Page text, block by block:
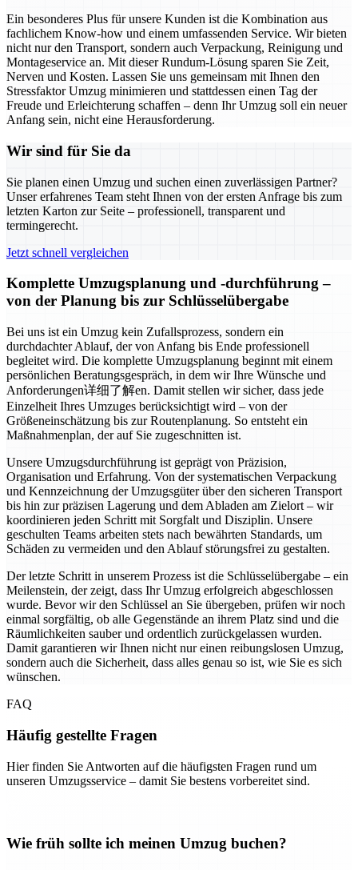
Ein besonderes Plus für unsere Kunden ist die Kombination aus
fachlichem Know-how und einem umfassenden Service. Wir bieten
nicht nur den Transport, sondern auch Verpackung, Reinigung und
Montageservice an. Mit dieser Rundum-Lösung sparen Sie Zeit,
Nerven und Kosten. Lassen Sie uns gemeinsam mit Ihnen den
Stressfaktor Umzug minimieren und stattdessen einen Tag der
Freude und Erleichterung schaffen – denn Ihr Umzug soll ein neuer
Anfang sein, nicht eine Herausforderung.
Wir sind für Sie da
Sie planen einen Umzug und suchen einen zuverlässigen Partner?
Unser erfahrenes Team steht Ihnen von der ersten Anfrage bis zum
letzten Karton zur Seite – professionell, transparent und
termingerecht.
Jetzt schnell vergleichen
Komplette Umzugsplanung und -durchführung –
von der Planung bis zur Schlüsselübergabe
Bei uns ist ein Umzug kein Zufallsprozess, sondern ein
durchdachter Ablauf, der von Anfang bis Ende professionell
begleitet wird. Die komplette Umzugsplanung beginnt mit einem
persönlichen Beratungsgespräch, in dem wir Ihre Wünsche und
Anforderungen详细了解en. Damit stellen wir sicher, dass jede
Einzelheit Ihres Umzuges berücksichtigt wird – von der
Größeneinschätzung bis zur Routenplanung. So entsteht ein
Maßnahmenplan, der auf Sie zugeschnitten ist.
Unsere Umzugsdurchführung ist geprägt von Präzision,
Organisation und Erfahrung. Von der systematischen Verpackung
und Kennzeichnung der Umzugsgüter über den sicheren Transport
bis hin zur präzisen Lagerung und dem Abladen am Zielort – wir
koordinieren jeden Schritt mit Sorgfalt und Disziplin. Unsere
geschulten Teams arbeiten stets nach bewährten Standards, um
Schäden zu vermeiden und den Ablauf störungsfrei zu gestalten.
Der letzte Schritt in unserem Prozess ist die Schlüsselübergabe – ein
Meilenstein, der zeigt, dass Ihr Umzug erfolgreich abgeschlossen
wurde. Bevor wir den Schlüssel an Sie übergeben, prüfen wir noch
einmal sorgfältig, ob alle Gegenstände an ihrem Platz sind und die
Räumlichkeiten sauber und ordentlich zurückgelassen wurden.
Damit garantieren wir Ihnen nicht nur einen reibungslosen Umzug,
sondern auch die Sicherheit, dass alles genau so ist, wie Sie es sich
wünschen.
FAQ
Häufig gestellte Fragen
Hier finden Sie Antworten auf die häufigsten Fragen rund um
unseren Umzugsservice – damit Sie bestens vorbereitet sind.
Wie früh sollte ich meinen Umzug buchen?